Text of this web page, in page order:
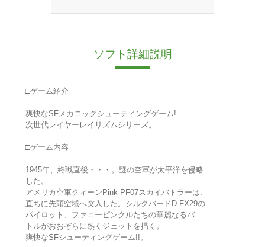
ソフト詳細説明
□ゲーム紹介
爽快なSFメカニックシューティングゲーム!
次世代レイヤーレイリズムシリーズ。
□ゲーム内容
1945年、終戦直後・・・。謎の空軍が太平洋を侵略
した。
アメリカ空軍クィーンPink-PF07スカイバトラーは、
直ちに先頭空域へ突入した。シルクバードD-FX29の
パイロット、ファニーピンクルたちの華麗なるバ
トルがおおぞらに熱くジェットを描く。
爽快なSFシューティングゲーム!!。